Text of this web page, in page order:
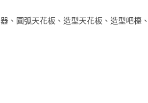
、圓弧天花板、造型天花板、造型吧檯